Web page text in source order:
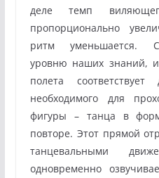
деле темп
пропорционально
ритм уменьшается.
уровню наших знаний,
полета соответствует
необходимого для
фигуры – танца в
повторе. Этот прямой
танцевальными
одновременно